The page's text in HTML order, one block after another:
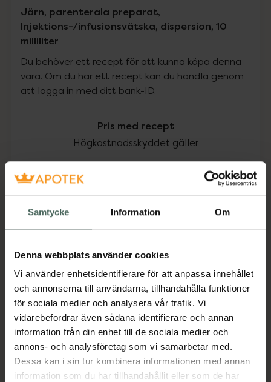
Samtycke Information Om
Denna webbplats använder cookies
Vi använder enhetsidentifierare för att anpassa innehållet
och annonserna till användarna, tillhandahålla funktioner
för sociala medier och analysera vår trafik. Vi
vidarebefordrar även sådana identifierare och annan
information från din enhet till de sociala medier och
annons- och analysföretag som vi samarbetar med.
Dessa kan i sin tur kombinera informationen med annan
information som du har tillhandahållit eller som de har
Järn, parenterala preparat,
Injektions-/infusionsvätska, dispersion, 10
milliliter
Du behöver ett recept för att kunna köpa denna
vara. Om du har ett recept kan du handla genom
att logga in med ditt bank-ID.
Pris med recept
Högkostnadsskyddet gäller
1810,55 kr
I apotek:1810,55 kr
Köp via ditt recept
Aktuella erbjudanden
Beskrivning
Läs alltid bipacksedeln innan
användning.